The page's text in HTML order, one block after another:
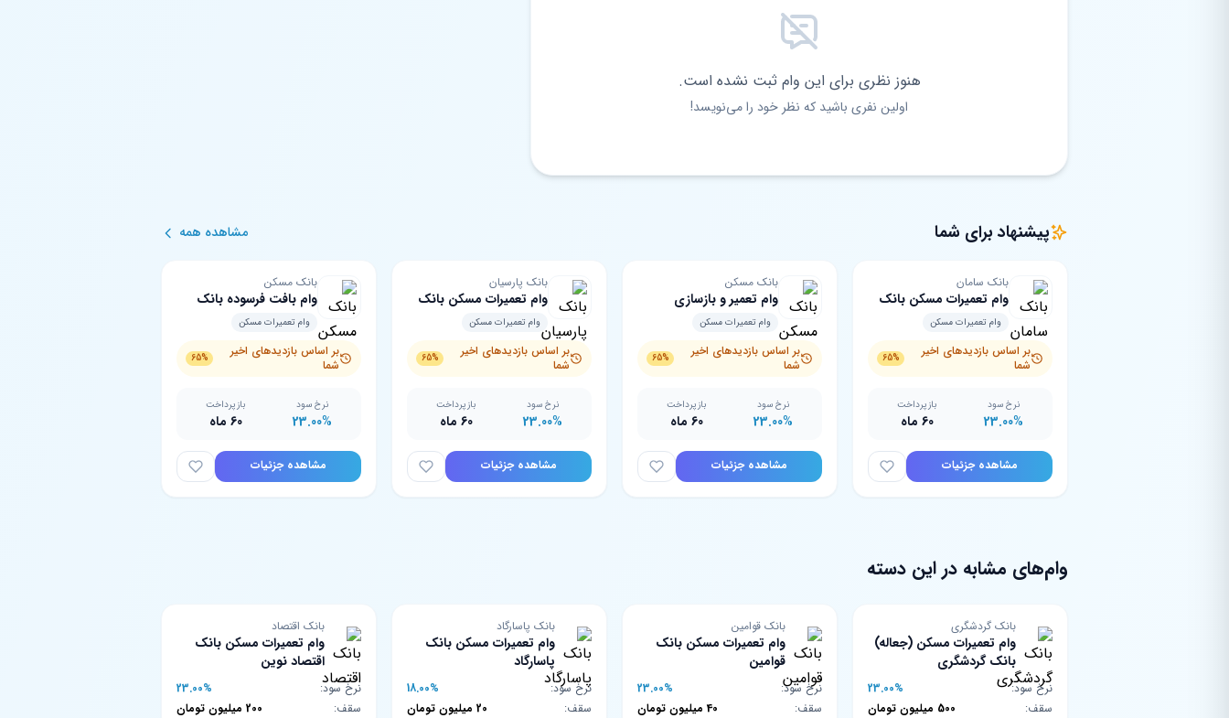
هنوز نظری برای این وام ثبت نشده است.
اولین نفری باشید که نظر خود را می‌نویسد!
پیشنهاد برای شما مشاهده همه
بانک سامان
وام تعمیرات مسکن بانک
سامان
وام تعمیرات مسکن
بر اساس بازدیدهای اخیر
شما
65%
نرخ سود
23.00%
بازپرداخت
60 ماه
مشاهده جزئیات
بانک مسکن
وام تعمیر و بازسازی
مناطق جنگ‌زده بانک
وام تعمیرات مسکن
بر اساس بازدیدهای اخیر
شما
65%
نرخ سود
23.00%
بازپرداخت
60 ماه
مشاهده جزئیات
بانک پارسیان
وام تعمیرات مسکن بانک
پارسیان
وام تعمیرات مسکن
بر اساس بازدیدهای اخیر
شما
65%
نرخ سود
23.00%
بازپرداخت
60 ماه
مشاهده جزئیات
بانک مسکن
وام بافت فرسوده بانک
مسکن
وام تعمیرات مسکن
بر اساس بازدیدهای اخیر
شما
65%
نرخ سود
23.00%
بازپرداخت
60 ماه
مشاهده جزئیات
وام‌های مشابه در این دسته
بانک گردشگری
وام تعمیرات مسکن (جعاله)
بانک گردشگری
نرخ سود:
23.00%
سقف:
500 میلیون تومان
بانک قوامین
وام تعمیرات مسکن بانک
قوامین
نرخ سود:
23.00%
سقف:
40 میلیون تومان
بانک پاسارگاد
وام تعمیرات مسکن بانک
پاسارگاد
نرخ سود:
18.00%
سقف:
20 میلیون تومان
بانک اقتصاد
وام تعمیرات مسکن بانک
اقتصاد نوین
نرخ سود:
23.00%
سقف:
200 میلیون تومان